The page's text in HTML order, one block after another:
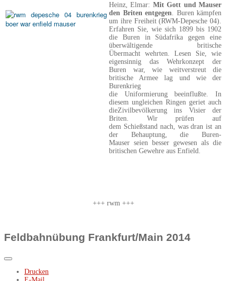
Heinz, Elmar: Mit Gott und Mauser
den Briten entgegen . Buren kämpfen
um ihre Freiheit (RWM-Depesche 04).
Erfahren Sie, wie sich 1899 bis 1902
die Buren in Südafrika gegen eine
überwältigende britische
Übermacht wehrten. Lesen Sie, wie
eigensinnig das Wehrkonzept der
Buren war, wie weitverstreut die
britische Armee lag und wie der
Burenkrieg
die Uniformierung beeinflußte. In
diesem ungleichen Ringen geriet auch
dieZivilbevölkerung ins Visier der
Briten. Wir prüfen auf
dem Schießstand nach, was dran ist an
der Behauptung, die Buren-
Mauser seien besser gewesen als die
britischen Gewehre aus Enfield.
+++ rwm +++
Feldbahnübung Frankfurt/Main 2014
Drucken